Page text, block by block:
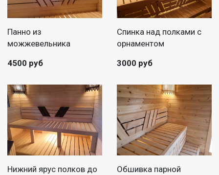
Панно из
можжевельника
4500 руб
Спинка над полками с
орнаментом
3000 руб
Нижний ярус полков до
Обшивка парной